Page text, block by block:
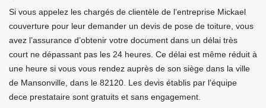
Si vous appelez les chargés de clientèle de l’entreprise Mickael
couverture pour leur demander un devis de pose de toiture, vous
avez l’assurance d’obtenir votre document dans un délai très
court ne dépassant pas les 24 heures. Ce délai est même réduit à
une heure si vous vous rendez auprès de son siège dans la ville
de Mansonville, dans le 82120. Les devis établis par l’équipe
dece prestataire sont gratuits et sans engagement.